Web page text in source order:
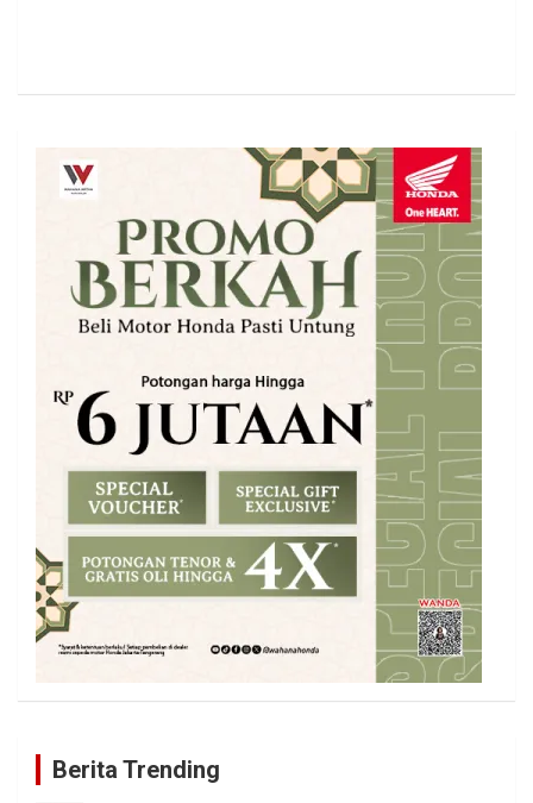
Berita Trending